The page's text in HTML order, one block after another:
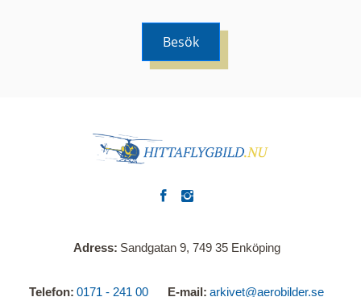
Besök
Adress Sandgatan 9, 749 35 Enköping
Telefon 0171 - 241 00 E-mail arkivet@aerobilder.se